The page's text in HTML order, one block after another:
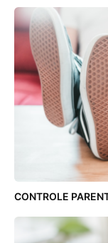
CONTROLE